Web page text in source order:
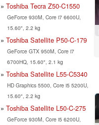
Toshiba Tecra Z50-C1550
GeForce 930M, Core i7 6600U,
15.60", 2.2 kg
Toshiba Satellite P50-C-179
GeForce GTX 950M, Core i7
6700HQ, 15.60", 2.1 kg
Toshiba Satellite L55-C5340
HD Graphics 5500, Core i5 5200U,
15.60", 2.2 kg
Toshiba Satellite L50-C-275
GeForce 930M, Core i5 6200U,